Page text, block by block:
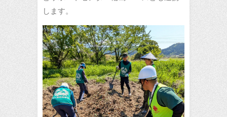
します。